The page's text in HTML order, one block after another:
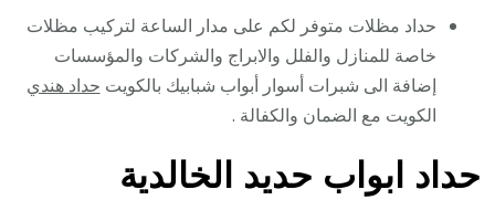
حداد مظلات متوفر لكم على مدار الساعة لتركيب مظلات
خاصة للمنازل والفلل والابراج والشركات والمؤسسات
إضافة الى شبرات أسوار أبواب شبابيك بالكويت حداد هندي
الكويت مع الضمان والكفالة .
حداد ابواب حديد الخالدية